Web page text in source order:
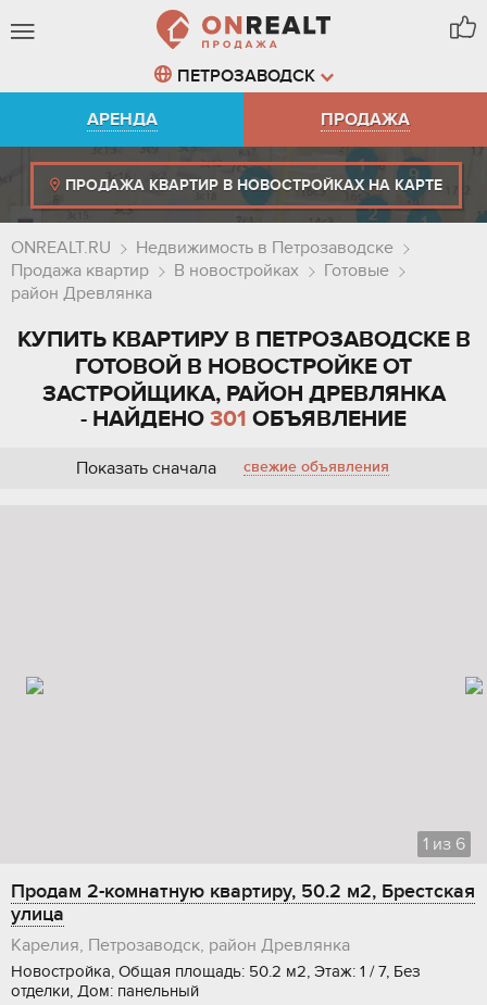
ПЕТРОЗАВОДСК
АРЕНДА
ПРОДАЖА
ПРОДАЖА КВАРТИР В НОВОСТРОЙКАХ НА КАРТЕ
ONREALT.RU
Недвижимость в Петрозаводске
Продажа квартир
В новостройках
Готовые
район Древлянка
КУПИТЬ КВАРТИРУ В ПЕТРОЗАВОДСКЕ В
ГОТОВОЙ В НОВОСТРОЙКЕ ОТ
ЗАСТРОЙЩИКА, РАЙОН ДРЕВЛЯНКА
- НАЙДЕНО 301 ОБЪЯВЛЕНИЕ
Показать сначала свежие объявления
1 из 6
Продам 2-комнатную квартиру, 50.2 м2, Брестская
улица
Карелия, Петрозаводск, район Древлянка
Новостройка, Общая площадь: 50.2 м2, Этаж: 1 / 7, Без
отделки, Дом: панельный